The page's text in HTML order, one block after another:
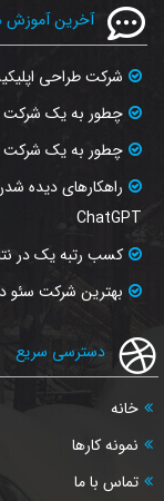
آخرین آموزش
شرکت طراحی
چطور به یک شرکت
چطور به یک شرکت
راهکارهای دیده
ChatGPT
کسب رتبه یک در
بهترین شرکت سئو
دسترسی سریع
خانه
نمونه کارها
تماس با ما